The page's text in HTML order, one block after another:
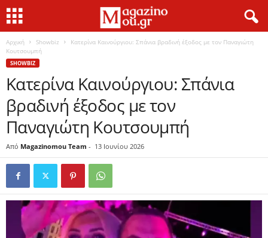
Αρχική Showbiz
Κατερίνα Καινούργιου: Σπάνια βραδινή έξοδος με τον Παναγιώτη
Κουτσουμπή
SHOWBIZ
Κατερίνα Καινούργιου: Σπάνια
βραδινή έξοδος με τον
Παναγιώτη Κουτσουμπή
Από Magazinomou Team - 13 Ιουνίου 2026